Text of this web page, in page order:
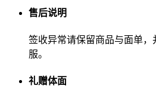
售后说明
签收异常请保留商品与面单
服。
礼赠体面